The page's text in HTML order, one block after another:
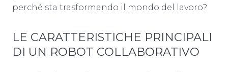
perché sta trasformando il mondo del lavoro?
LE CARATTERISTICHE PRINCIPALI
DI UN ROBOT COLLABORATIVO